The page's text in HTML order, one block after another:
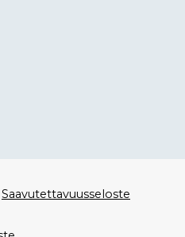
Saavutettavuusseloste